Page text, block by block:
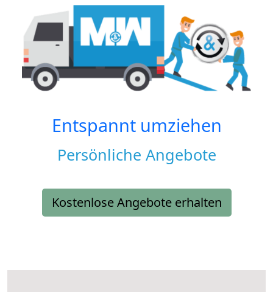
Entspannt umziehen
Persönliche Angebote
Kostenlose Angebote erhalten